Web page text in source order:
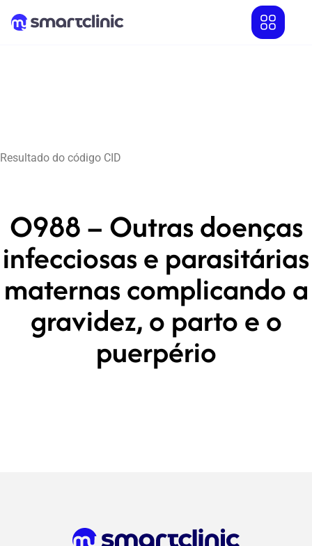
Resultado do código CID
O988 – Outras doenças
infecciosas e parasitárias
maternas complicando a
gravidez, o parto e o
puerpério